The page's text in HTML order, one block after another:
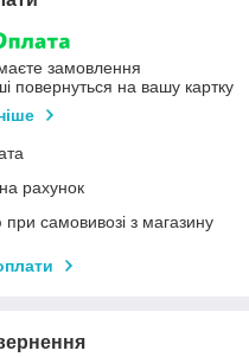
замовлення
повернуться на вашу картку
рахунок
при самовивозі з магазину